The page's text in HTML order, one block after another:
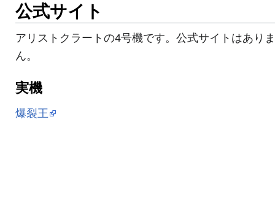
公式サイト
アリストクラートの4号機です。公式サイトはあり
ん。
実機
爆裂王